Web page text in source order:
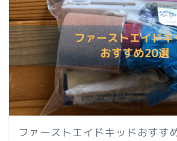
ファーストエイドキッドおすす